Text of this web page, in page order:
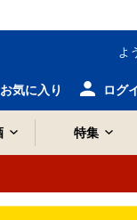
よ
お気に入り ログ
特集